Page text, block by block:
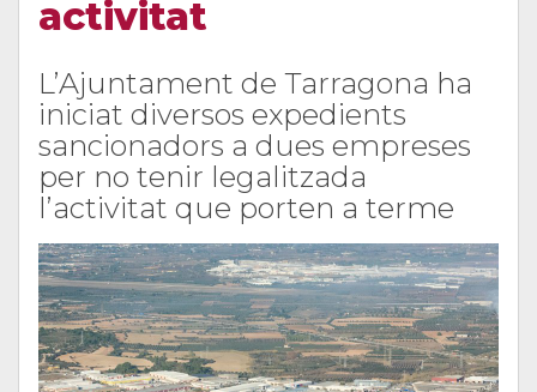
activitat
L’Ajuntament de Tarragona ha
iniciat diversos expedients
sancionadors a dues empreses
per no tenir legalitzada
l’activitat que porten a terme